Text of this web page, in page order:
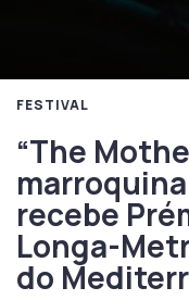
FESTIVAL
“The
recebe
Longa-
do